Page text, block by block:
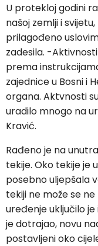
U protekloj godini
našoj zemlji i
prilagođeno
zadesila. -
prema
zajednice u Bosni i
organa. Aktvnosti
uradilo mnogo na
Kravić.
Rađeno je na
tekije. Oko tekije je
posebno uljepšala
tekiji ne može se
uređenje uključilo
je dotrajao, novu
postavljeni oko